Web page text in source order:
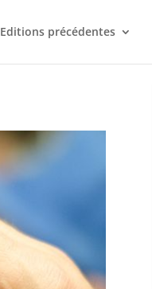
Editions précédentes